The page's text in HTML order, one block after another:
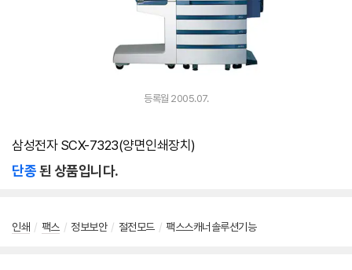
등록월 2005.07.
삼성전자 SCX-7323(양면인쇄장치)
단종된 상품입니다.
인쇄 / 팩스 / 정보보안 / 절전모드 / 팩스스캐너솔루션기능